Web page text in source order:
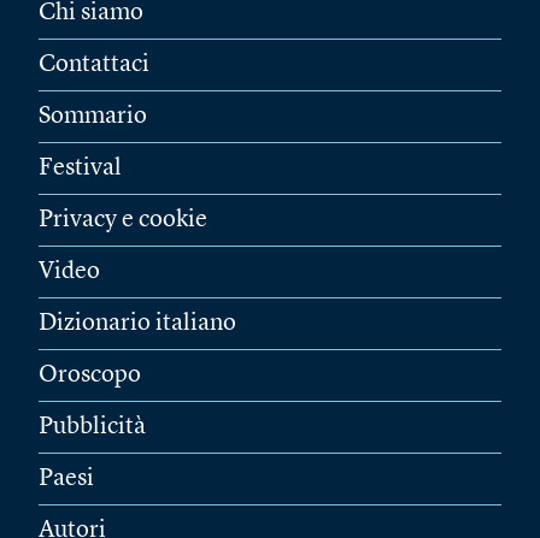
Chi siamo
Contattaci
Sommario
Festival
Privacy e cookie
Video
Dizionario italiano
Oroscopo
Pubblicità
Paesi
Autori